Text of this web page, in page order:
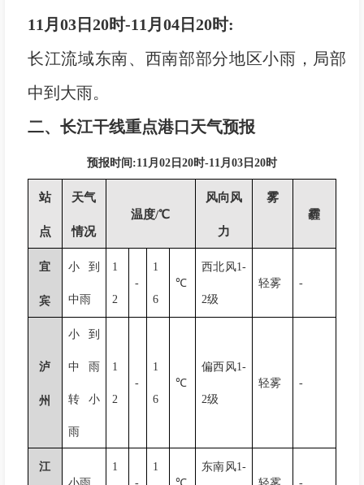
11月03日20时-11月04日20时:
长江流域东南、西南部部分地区小雨，局部
中到大雨。
二、长江干线重点港口天气预报
预报时间 :11月02日20时-11月03日20时
站
点
天气
情况
温度/℃
风向风
力
雾
霾
宜
宾
小到
中雨
1
2
-
1
6
℃
西北风1-
2级
轻雾 -
泸
州
小到
中雨
转小
雨
1
2
-
1
6
℃
偏西风1-
2级
轻雾 -
江 1 1 东南风1-